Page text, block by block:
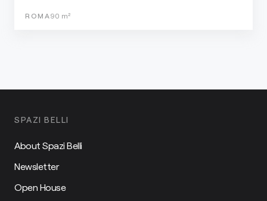
ROMA 90 m²
SPAZI BELLI
About Spazi Belli
Newsletter
Open House